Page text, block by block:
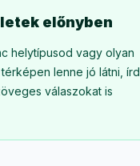
előnyben
helytípusod vagy olyan
lenne jó látni, írd
válaszokat is